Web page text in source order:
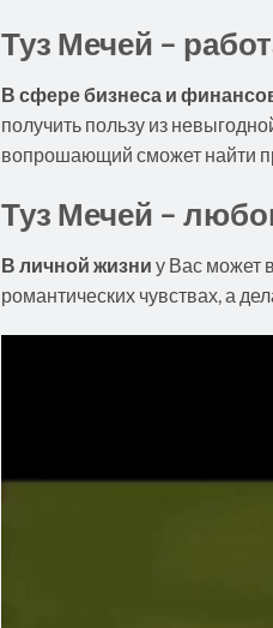
Туз Мечей –
В сфере бизнеса и
получить пользу из
вопрошающий сможет найти
Туз Мечей –
В личной жизни у Вас может
романтических чувствах, а